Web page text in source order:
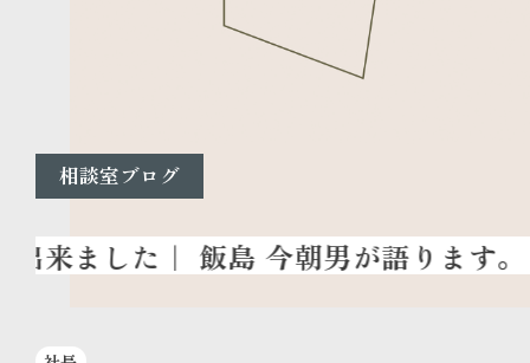
相談室ブログ